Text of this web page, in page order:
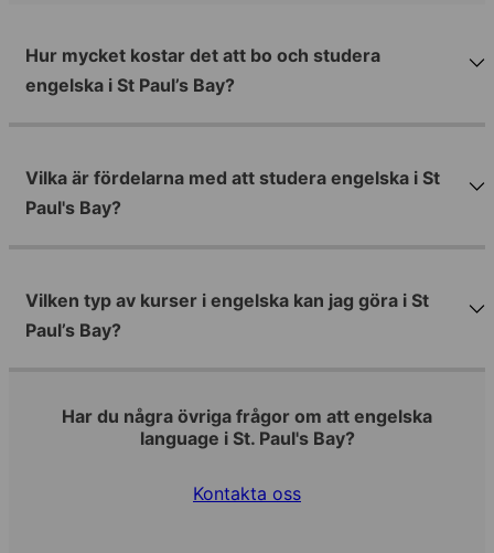
Hur mycket kostar det att bo och studera
engelska i St Paul’s Bay?
Vilka är fördelarna med att studera engelska i St
Paul's Bay?
Vilken typ av kurser i engelska kan jag göra i St
Paul’s Bay?
Har du några övriga frågor om att engelska
language i St. Paul's Bay?
Kontakta oss